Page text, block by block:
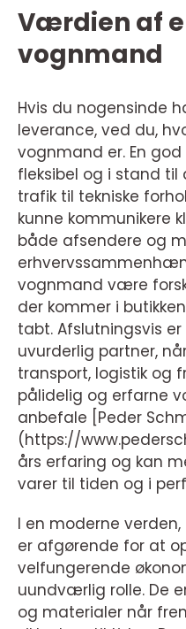
Værdien af
vognmand
Hvis du nogensinde
leverance, ved du,
vognmand er. En
fleksibel og i stand
trafik til tekniske
kunne kommunikere
både afsendere og
vognmand være
der kommer i
tabt. Afslutningsvis
uvurderlig partner,
transport, logistik og
pålidelig og erfarne
anbefale [Peder
(https://
års erfaring og kan
varer til tiden og i
I en moderne
er afgørende for at
velfungerende
uundværlig rolle. De
og materialer når